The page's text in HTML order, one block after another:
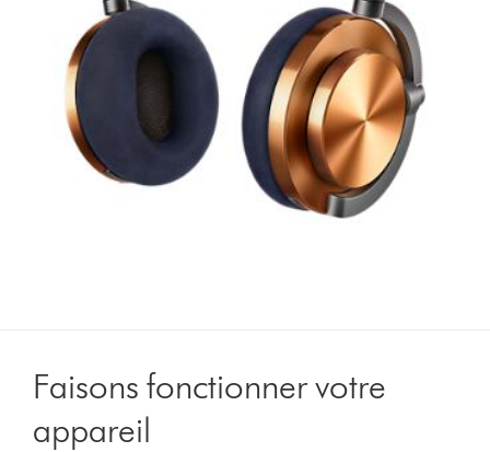
Faisons fonctionner votre
appareil